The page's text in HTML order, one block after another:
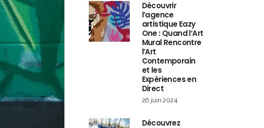
Découvrir
l’agence
artistique Eazy
One : Quand l’Art
Mural Rencontre
l’Art
Contemporain
et les
Expériences en
Direct
26 juin 2024
Découvrez